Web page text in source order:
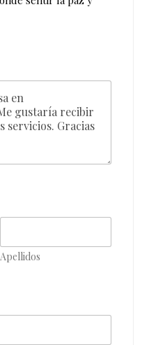
Apellidos